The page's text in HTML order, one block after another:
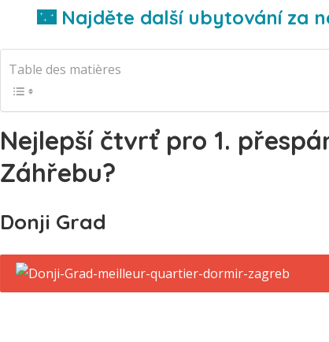
🌃 Najděte další ubytování za
Table des matières
Nejlepší čtvrť pro 1.
Záhřebu?
Donji Grad